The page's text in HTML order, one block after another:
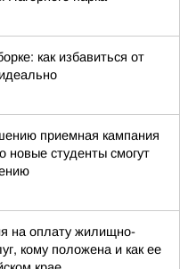
как избавиться от
приемная кампания
новые студенты смогут
на оплату жилищно-
кому положена и как ее